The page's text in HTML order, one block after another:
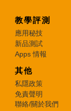
教學評測
應用秘技
新品測試
Apps 情報
其他
私隱政策
免責聲明
聯絡/關於我們